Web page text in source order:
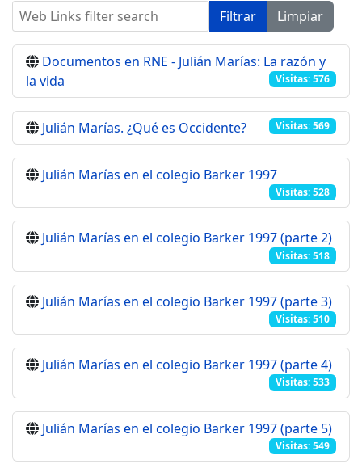
Web Links filter search Filtrar Limpiar
Documentos en RNE - Julián Marías: La razón y
la vida
Visitas: 576
Julián Marías. ¿Qué es Occidente? Visitas: 569
Julián Marías en el colegio Barker 1997
Visitas: 528
Julián Marías en el colegio Barker 1997 (parte 2)
Visitas: 518
Julián Marías en el colegio Barker 1997 (parte 3)
Visitas: 510
Julián Marías en el colegio Barker 1997 (parte 4)
Visitas: 533
Julián Marías en el colegio Barker 1997 (parte 5)
Visitas: 549